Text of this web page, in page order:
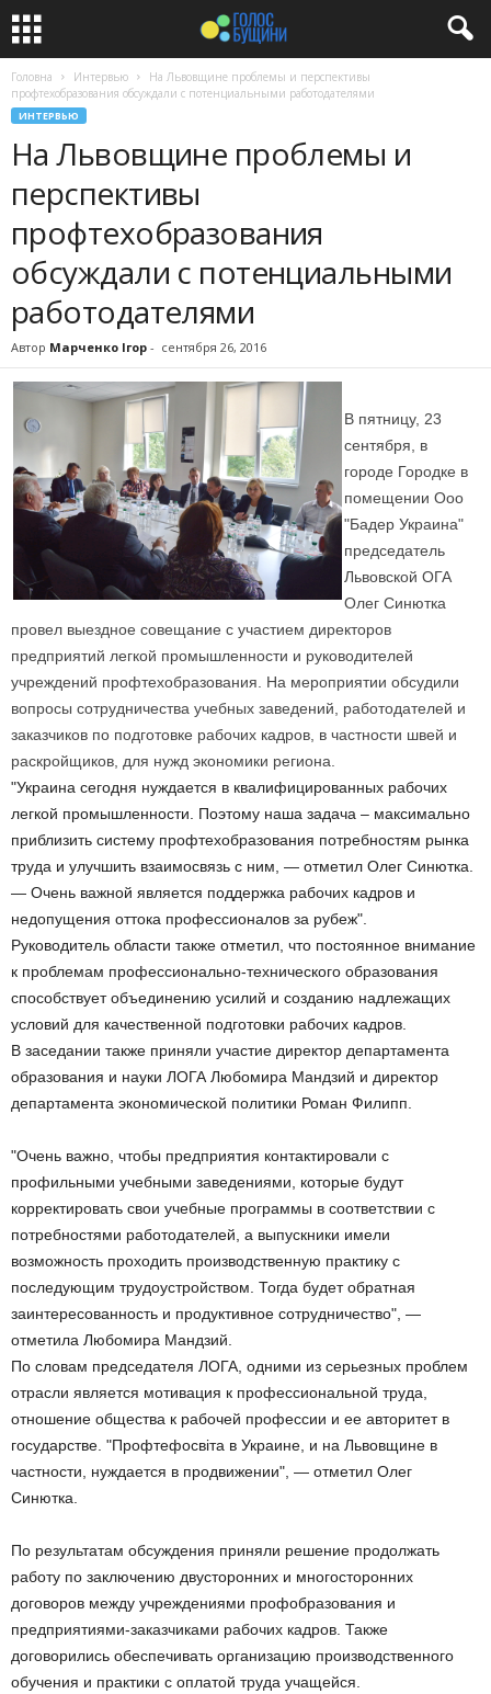
Головна Интервью
На Львовщине проблемы и перспективы
профтехобразования обсуждали с потенциальными работодателями
ИНТЕРВЬЮ
На Львовщине проблемы и
перспективы
профтехобразования
обсуждали с потенциальными
работодателями
Автор Марченко Ігор - сентября 26, 2016
В пятницу, 23
сентября, в
городе Городке в
помещении Ооо
"Бадер Украина"
председатель
Львовской ОГА
Олег Синютка
провел выездное совещание с участием директоров
предприятий легкой промышленности и руководителей
учреждений профтехобразования. На мероприятии обсудили
вопросы сотрудничества учебных заведений, работодателей и
заказчиков по подготовке рабочих кадров, в частности швей и
раскройщиков, для нужд экономики региона.
"Украина сегодня нуждается в квалифицированных рабочих
легкой промышленности. Поэтому наша задача – максимально
приблизить систему профтехобразования потребностям рынка
труда и улучшить взаимосвязь с ним, — отметил Олег Синютка.
— Очень важной является поддержка рабочих кадров и
недопущения оттока профессионалов за рубеж".
Руководитель области также отметил, что постоянное внимание
к проблемам профессионально-технического образования
способствует объединению усилий и созданию надлежащих
условий для качественной подготовки рабочих кадров.
В заседании также приняли участие директор департамента
образования и науки ЛОГА Любомира Мандзий и директор
департамента экономической политики Роман Филипп.
"Очень важно, чтобы предприятия контактировали с
профильными учебными заведениями, которые будут
корректировать свои учебные программы в соответствии с
потребностями работодателей, а выпускники имели
возможность проходить производственную практику с
последующим трудоустройством. Тогда будет обратная
заинтересованность и продуктивное сотрудничество", —
отметила Любомира Мандзий.
По словам председателя ЛОГА, одними из серьезных проблем
отрасли является мотивация к профессиональной труда,
отношение общества к рабочей профессии и ее авторитет в
государстве. "Профтефосвіта в Украине, и на Львовщине в
частности, нуждается в продвижении", — отметил Олег
Синютка.
По результатам обсуждения приняли решение продолжать
работу по заключению двусторонних и многосторонних
договоров между учреждениями профобразования и
предприятиями-заказчиками рабочих кадров. Также
договорились обеспечивать организацию производственного
обучения и практики с оплатой труда учащейся.